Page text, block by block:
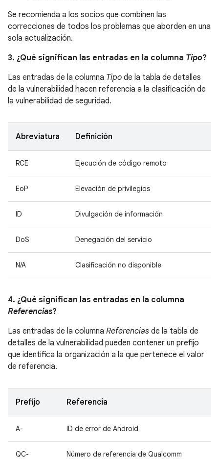
Se recomienda a los socios que combinen las
correcciones de todos los problemas que aborden en una
sola actualización.
3. ¿Qué significan las entradas en la columna Tipo?
Las entradas de la columna Tipo de la tabla de detalles
de la vulnerabilidad hacen referencia a la clasificación de
la vulnerabilidad de seguridad.
Abreviatura Definición
RCE Ejecución de código remoto
EoP Elevación de privilegios
ID Divulgación de información
DoS Denegación del servicio
N/A Clasificación no disponible
4. ¿Qué significan las entradas en la columna
Referencias?
Las entradas de la columna Referencias de la tabla de
detalles de la vulnerabilidad pueden contener un prefijo
que identifica la organización a la que pertenece el valor
de referencia.
Prefijo Referencia
A- ID de error de Android
QC- Número de referencia de Qualcomm